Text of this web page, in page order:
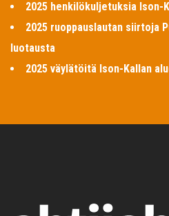
2025 henkilökuljetuksia Ison-
2025 ruoppauslautan siirtoja
luotausta
2025 väylätöitä Ison-Kallan